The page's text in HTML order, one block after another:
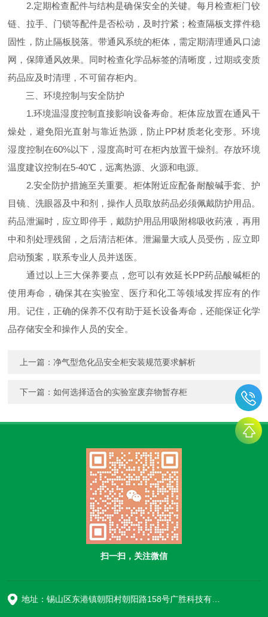
2.定期检查配件与结构是确保安全的关键。每月检查柜门铰
链、拉手、门锁等配件是否松动，及时拧紧；检查隔板支撑件稳
固性，防止隔板脱落。带通风系统的柜体，需定期清理通风口滤
网，保障通风效果。同时检查化学品标签的清晰度，过期或变质
药品应及时清理，不可留存柜内。
三、环境控制与安全防护
1.环境温湿度控制直接影响设备寿命。柜体应放置在通风干
燥处，避免阳光直射与靠近热源，防止PP材质老化变形。环境
湿度控制在60%以下，湿度高时可在柜内放置干燥剂。存放环境
温度建议控制在5-40℃，远离热源、火源和电源。
2.安全防护措施至关重要。柜体附近应配备耐酸碱手套、护
目镜、洗眼器及中和剂，操作人员取放药品必须佩戴防护用品。
药品泄漏时，应立即停手，戴防护用品用吸附棉吸收药液，再用
中和剂处理残留，之后清洁柜体。泄漏量大或人员受伤，应立即
启动预案，联系专业人员并送医。
通过以上三大保养要点，您可以有效延长PP药品酸碱柜的
使用寿命，确保其在实验室、医疗和化工等领域发挥应有的作
用。记住，正确的保养不仅有助于延长设备寿命，还能保证化学
品存储安全和操作人员的安全。
上一篇：净气型危化品安全柜安装规范要求解析
下一篇：如何选择适合的实验室废弃物暂存柜
扫一扫，关注微信
地址：锡山区东港镇朝阳村朝阳路158号广胜科技有限公司